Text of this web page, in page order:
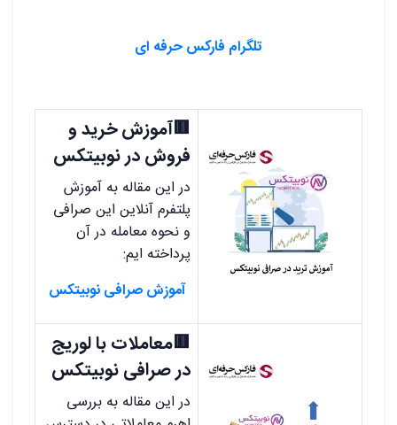
تلگرام فارکس حرفه ای
🟥آموزش خرید و
فروش در نوبیتکس
در این مقاله به آموزش
پلتفرم آنلاین این صرافی
و نحوه معامله در آن
پرداخته ایم:
آموزش صرافی نوبیتکس
🟥معاملات با لوریج
در صرافی نوبیتکس
در این مقاله به بررسی